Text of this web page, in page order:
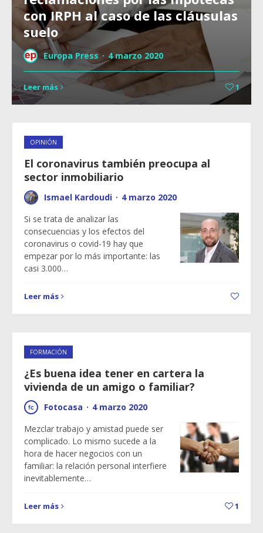
con IRPH al caso de las cláusulas
suelo
Europa Press · 4 marzo 2020
Leer más 1
OPINIÓN
El coronavirus también preocupa al
sector inmobiliario
Ismael Kardoudi · 4 marzo 2020
Si se trata de analizar las
consecuencias y los efectos del
coronavirus o covid-19 hay que
empezar por lo más importante: las
casi 3.000…
Leer más
FORMACIÓN
¿Es buena idea tener en cartera la
vivienda de un amigo o familiar?
Fotocasa · 4 marzo 2020
Mezclar trabajo y amistad puede ser
complicado. Lo mismo sucede a la
hora de hacer negocios con un
familiar: la relación personal interfiere
inevitablemente…
Leer más 1